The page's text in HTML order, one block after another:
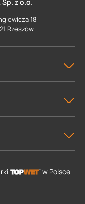
18
Rzeszów
w Polsce